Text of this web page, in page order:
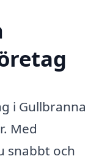
i Gullbranna
Med
snabbt och